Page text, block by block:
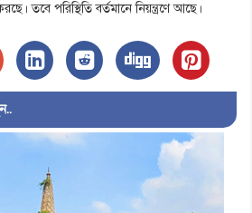
তবে পরিস্থিতি বর্তমানে নিয়ন্ত্রণে আছে।